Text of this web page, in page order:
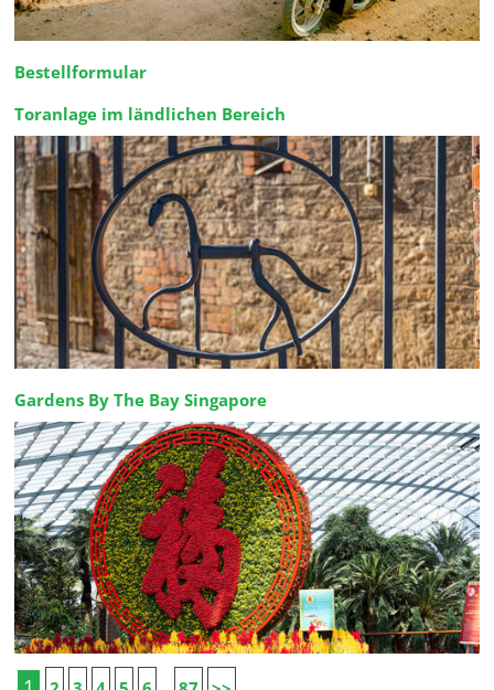
Bestellformular
Toranlage im ländlichen Bereich
Gardens By The Bay Singapore